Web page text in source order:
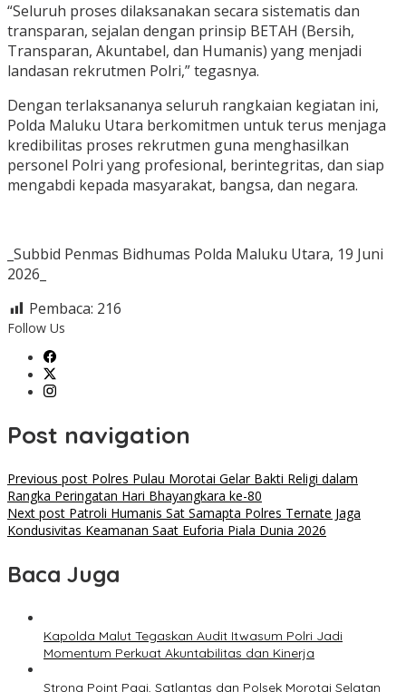
“Seluruh proses dilaksanakan secara sistematis dan
transparan, sejalan dengan prinsip BETAH (Bersih,
Transparan, Akuntabel, dan Humanis) yang menjadi
landasan rekrutmen Polri,” tegasnya.
Dengan terlaksananya seluruh rangkaian kegiatan ini,
Polda Maluku Utara berkomitmen untuk terus menjaga
kredibilitas proses rekrutmen guna menghasilkan
personel Polri yang profesional, berintegritas, dan siap
mengabdi kepada masyarakat, bangsa, dan negara.
_Subbid Penmas Bidhumas Polda Maluku Utara, 19 Juni
2026_
Pembaca: 216
Follow Us
Post navigation
Previous post Polres Pulau Morotai Gelar Bakti Religi dalam
Rangka Peringatan Hari Bhayangkara ke-80
Next post Patroli Humanis Sat Samapta Polres Ternate Jaga
Kondusivitas Keamanan Saat Euforia Piala Dunia 2026
Baca Juga
Kapolda Malut Tegaskan Audit Itwasum Polri Jadi
Momentum Perkuat Akuntabilitas dan Kinerja
Strong Point Pagi, Satlantas dan Polsek Morotai Selatan